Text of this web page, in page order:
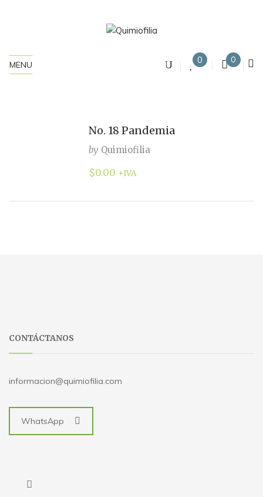
MENU 0 0
No. 18 Pandemia
by Quimiofilia
$0.00 +IVA
CONTÁCTANOS
informacion@quimiofilia.com
WhatsApp